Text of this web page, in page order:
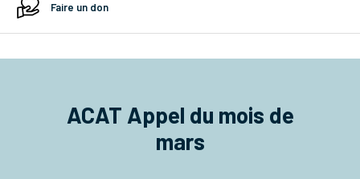
Faire un don
ACAT Appel du mois de
mars